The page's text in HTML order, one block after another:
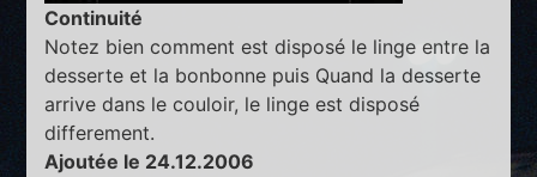
Continuité
Notez bien comment est disposé le linge entre la
desserte et la bonbonne puis Quand la desserte
arrive dans le couloir, le linge est disposé
differement.
Ajoutée le 24.12.2006